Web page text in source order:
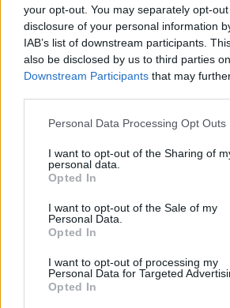
your opt-out. You may separately opt-
disclosure of your personal information
IAB’s list of downstream participants.
also be disclosed by us to third parties
Downstream Participants that may
Personal Data Processing Opt Outs
I want to opt-out of the Sharing of
personal data.
Opted In
I want to opt-out of the Sale of my
Personal Data.
Opted In
I want to opt-out of processing my
Personal Data for Targeted
Opted In